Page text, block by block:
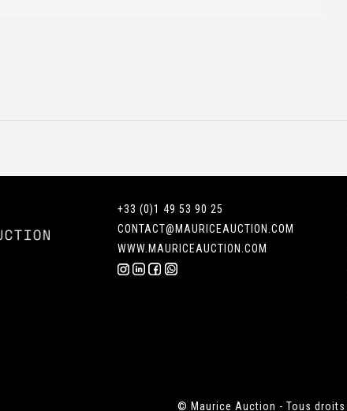
+33 (0)1 49 53 90 25
CONTACT@MAURICEAUCTION.COM
WWW.MAURICEAUCTION.COM
© Maurice Auction - Tous droits